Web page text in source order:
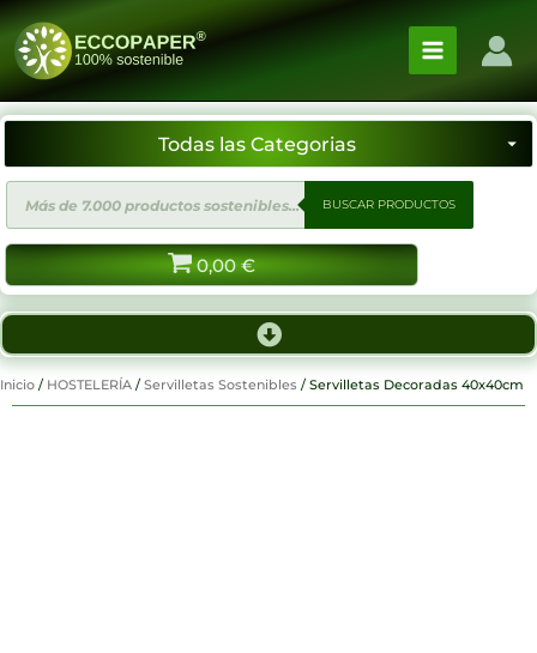
Ir
contenido
de
productos
BUSCAR PRODUCTOS
0,00 €
Inicio / HOSTELERÍA / Servilletas Sostenibles / Servilletas Decoradas 40x40cm